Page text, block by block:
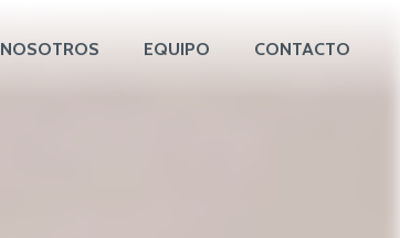
NOSOTROS EQUIPO CONTACTO